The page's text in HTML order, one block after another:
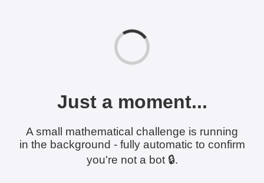
Just a moment...
A small mathematical challenge is running
in the background - fully automatic to confirm
you're not a bot 🔒.